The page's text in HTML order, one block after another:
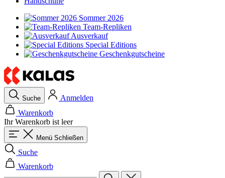
Sommer 2026
Team-Repliken
Ausverkauf
Special Editions
Geschenkgutscheine
Suche
Anmelden
Warenkorb
Ihr Warenkorb ist leer
Menü Schließen
Suche
Warenkorb